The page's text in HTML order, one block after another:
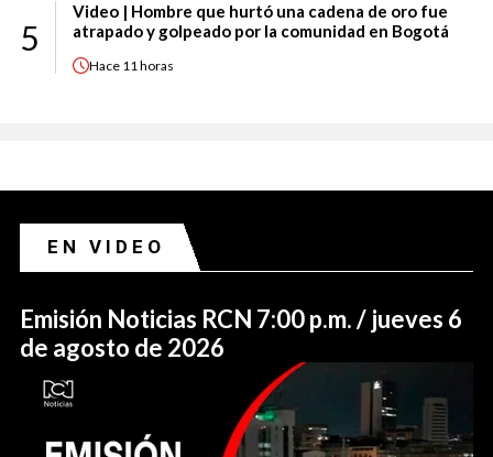
5
Video | Hombre que hurtó una cadena de oro fue
atrapado y golpeado por la comunidad en Bogotá
Hace 11 horas
EN VIDEO
Emisión Noticias RCN 7:00 p.m. / jueves 6
de agosto de 2026